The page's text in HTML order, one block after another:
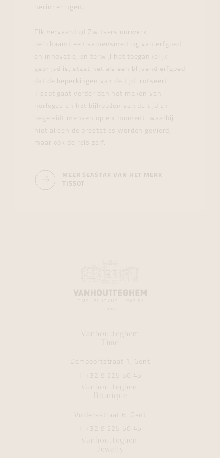
herinneringen.
Elk vervaardigd Zwitsers uurwerk
belichaamt een samensmelting van erfgoed
en innovatie, en terwijl het toegankelijk
geprijsd is, staat het als een blijvend erfgoed
dat de beperkingen van de tijd trotseert.
Tissot gaat verder dan het maken van
horloges en het bijhouden van de tijd en
begeleidt mensen op elk moment, waarbij
niet alleen de prestaties worden gevierd,
maar ook de reis zelf.
MEER SEASTAR VAN HET MERK
TISSOT
Vanhoutteghem
Time
Dampoortstraat 1, Gent
T. +32 9 225 50 45
Vanhoutteghem
Boutique
Voldersstraat 6, Gent
T. +32 9 225 50 45
Vanhoutteghem
Jewelry